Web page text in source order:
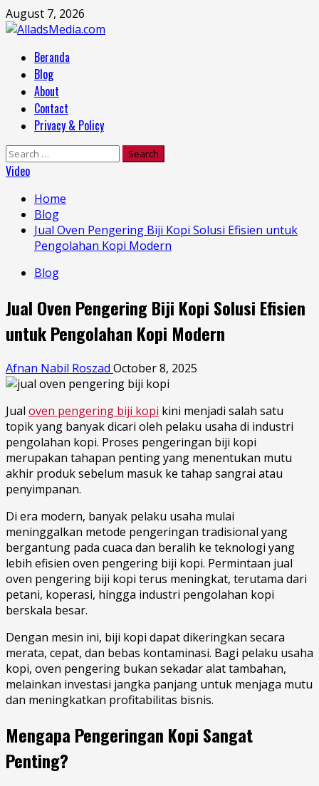
Skip
to
August 7, 2026
MenuBeranda
Blog
About
Contact
Privacy & Policy
Search
for:
Video
Home
Blog
Jual Oven Pengering Biji Kopi Solusi Efisien untuk
Pengolahan Kopi Modern
Blog
Jual Oven Pengering Biji Kopi Solusi Efisien
untuk Pengolahan Kopi Modern
Afnan Nabil Roszad October 8, 2025
Jual oven pengering biji kopi kini menjadi salah satu
topik yang banyak dicari oleh pelaku usaha di industri
pengolahan kopi. Proses pengeringan biji kopi
merupakan tahapan penting yang menentukan mutu
akhir produk sebelum masuk ke tahap sangrai atau
penyimpanan.
Di era modern, banyak pelaku usaha mulai
meninggalkan metode pengeringan tradisional yang
bergantung pada cuaca dan beralih ke teknologi yang
lebih efisien oven pengering biji kopi. Permintaan jual
oven pengering biji kopi terus meningkat, terutama dari
petani, koperasi, hingga industri pengolahan kopi
berskala besar.
Dengan mesin ini, biji kopi dapat dikeringkan secara
merata, cepat, dan bebas kontaminasi. Bagi pelaku usaha
kopi, oven pengering bukan sekadar alat tambahan,
melainkan investasi jangka panjang untuk menjaga mutu
dan meningkatkan profitabilitas bisnis.
Mengapa Pengeringan Kopi Sangat
Penting?